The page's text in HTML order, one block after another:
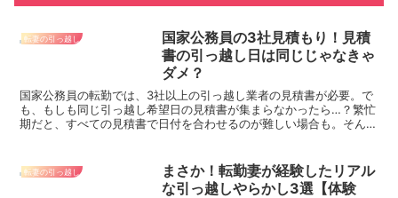
転妻の引っ越し
国家公務員の3社見積もり！見積
書の引っ越し日は同じじゃなきゃ
ダメ？
国家公務員の転勤では、3社以上の引っ越し業者の見積書が必要。で
も、もしも同じ引っ越し希望日の見積書が集まらなかったら…？繁忙
期だと、すべての見積書で日付を合わせるのが難しい場合も。そんな
転妻の引っ越し
まさか！転勤妻が経験したリアル
な引っ越しやらかし3選【体験